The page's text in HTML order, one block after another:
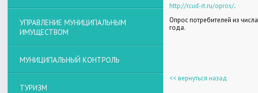
http://rcud-rt.ru/opros/.
Опрос потребителей из числа
года.
<< вернуться назад
УПРАВЛЕНИЕ МУНИЦИПАЛЬНЫМ
ИМУЩЕСТВОМ
МУНИЦИПАЛЬНЫЙ КОНТРОЛЬ
ТУРИЗМ